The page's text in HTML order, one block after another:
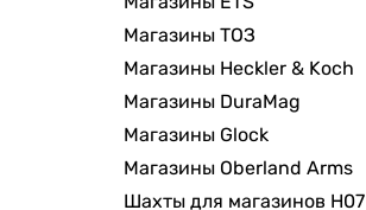
Магазины ТОЗ
Магазины Heckler & Koch
Магазины DuraMag
Магазины Glock
Магазины Oberland Arms
Шахты для магазинов H07